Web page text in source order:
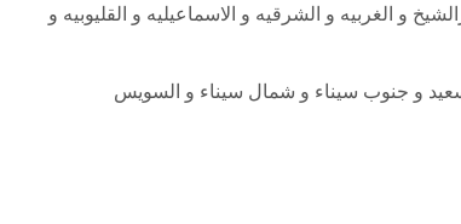
و الغربيه و الشرقيه و الاسماعيليه و القليوبيه و
و جنوب سيناء و شمال سيناء و السويس